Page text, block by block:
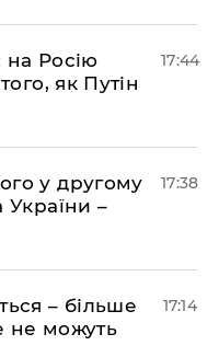
Росію
як Путін
17:44
у другому
України –
17:38
– більше
не можуть
17:14